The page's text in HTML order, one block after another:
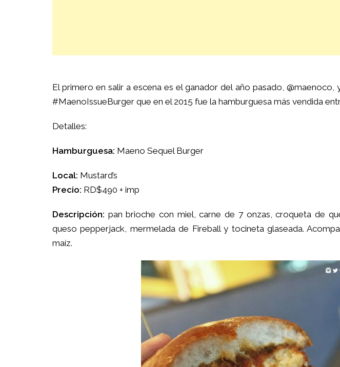
El primero en salir a escena es el ganador del año pasado,
#MaenoIssueBurger que en el 2015 fue la hamburguesa más vendida
Detalles:
Hamburguesa: Maeno Sequel Burger
Local: Mustard’s
Precio: RD$490 + imp
Descripción: pan brioche con miel, carne de 7 onzas, croqueta de
queso pepperjack, mermelada de Fireball y tocineta glaseada.
maíz.